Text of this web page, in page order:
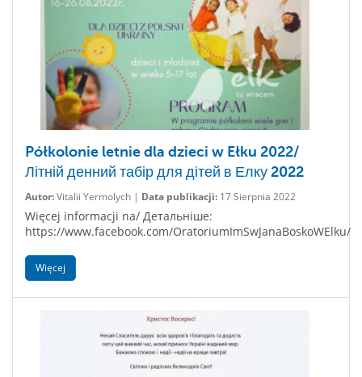
Półkolonie letnie dla dzieci w Ełku 2022/
Літній денний табір для дітей в Елку 2022
Autor:Vitalii Yermolych | Data publikacji: 17 Sierpnia 2022
Więcej informacji na/ Детальніше:
https://www.facebook.com/OratoriumImSwJanaBoskoWElku/
Więcej